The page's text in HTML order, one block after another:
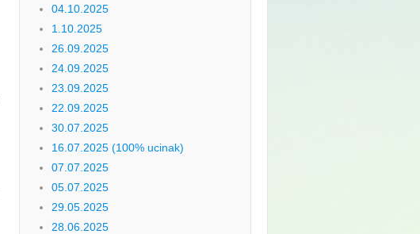
04.10.2025
1.10.2025
26.09.2025
24.09.2025
23.09.2025
22.09.2025
30.07.2025
16.07.2025 (100% ucinak)
07.07.2025
05.07.2025
29.05.2025
28.06.2025